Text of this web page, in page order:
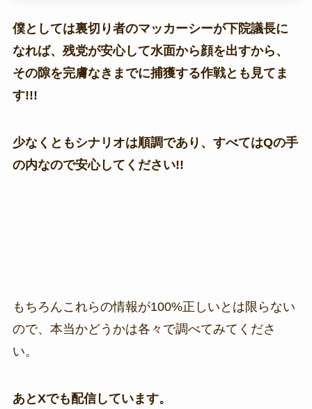
僕としては裏切り者のマッカーシーが下院議長に
なれば、残党が安心して水面から顔を出すから、
その隙を完膚なきまでに捕獲する作戦とも見てま
す!!!
少なくともシナリオは順調であり、すべてはQの手
の内なので安心してください!!
もちろんこれらの情報が100%正しいとは限らない
ので、本当かどうかは各々で調べてみてくださ
い。
あとXでも配信しています。